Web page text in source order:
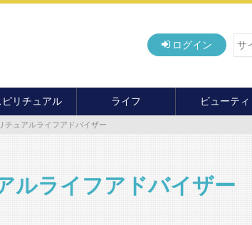
ログイン
ピリチュアル
開運
オカルト
ライフ ビューティ
マナー・教養
チュアルライフアドバイザー
ルライフアドバイザー